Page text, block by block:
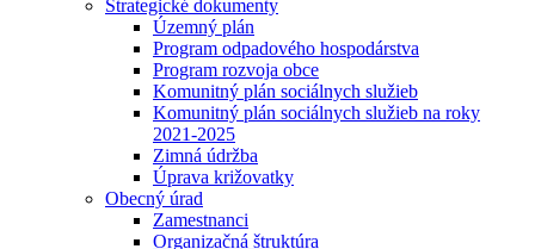
Strategické dokumenty
Územný plán
Program odpadového hospodárstva
Program rozvoja obce
Komunitný plán sociálnych služieb
Komunitný plán sociálnych služieb na roky
2021-2025
Zimná údržba
Úprava križovatky
Obecný úrad
Zamestnanci
Organizačná štruktúra